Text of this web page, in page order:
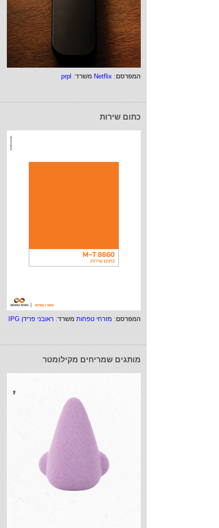
המפרסם:
Netflix משרד:
prpl
כתום שירות
המפרסם: מזרחי טפחות משרד: ראובני פרידן IPG
מותגים שמריחים מקילומטר